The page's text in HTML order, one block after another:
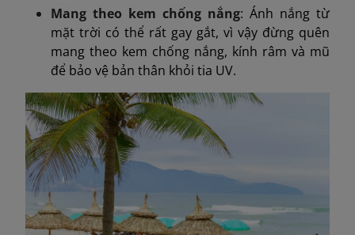
Mang theo kem chống nắng: Ánh nắng từ
mặt trời có thể rất gay gắt, vì vậy đừng quên
mang theo kem chống nắng, kính râm và mũ
để bảo vệ bản thân khỏi tia UV.